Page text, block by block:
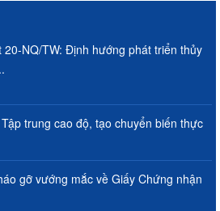
20-NQ/TW: Định hướng phát triển thủy
trung cao độ, tạo chuyển biến thực
gỡ vướng mắc về Giấy Chứng nhận